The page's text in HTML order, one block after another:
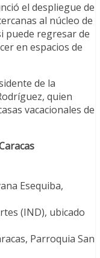
el despliegue de
al núcleo de
puede regresar de
en espacios de
de la
quien
vacacionales de
Esequiba,
(IND), ubicado
Parroquia San